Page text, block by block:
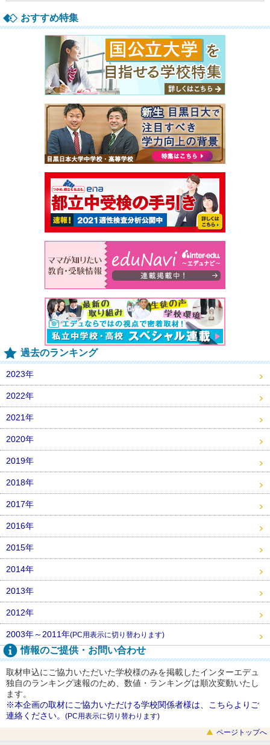
おすすめ特集
過去のランキング
2023年
2022年
2021年
2020年
2019年
2018年
2017年
2016年
2015年
2014年
2013年
2012年
2003年～2011年(PC用表示に切り替わります)
情報のご提供・お問い合わせ
取材申込にご協力いただいた学校様のみを掲載したインターエデュ
独自のランキング速報のため、数値・ランキングは順次変動いたし
ます。
※本企画の取材にご協力いただける学校関係者様は、こちらよりご
連絡ください。 (PC用表示に切り替わります)
ページトップへ